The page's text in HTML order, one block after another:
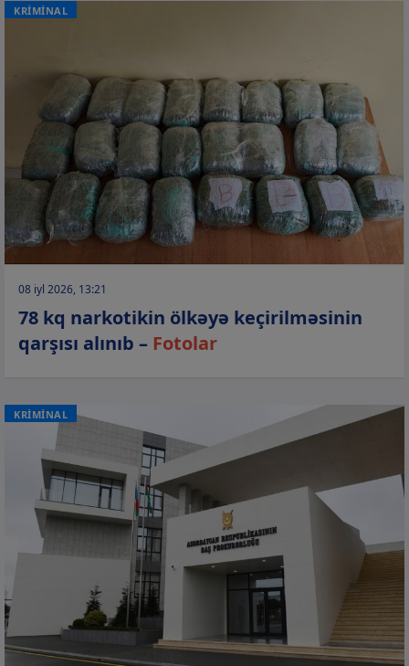
KRİMİNAL
08 iyl 2026, 13:21
78 kq narkotikin ölkəyə keçirilməsinin
qarşısı alınıb – Fotolar
KRİMİNAL